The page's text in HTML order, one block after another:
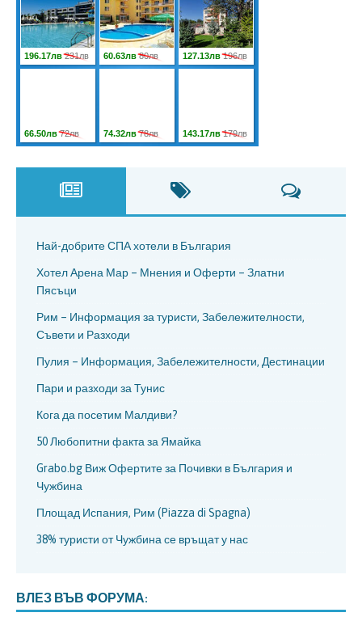
Най-добрите СПА хотели в България
Хотел Арена Мар – Мнения и Оферти – Златни
Пясъци
Рим – Информация за туристи, Забележителности,
Съвети и Разходи
Пулия – Информация, Забележителности, Дестинации
Пари и разходи за Тунис
Кога да посетим Малдиви?
50 Любопитни факта за Ямайка
Grabo.bg Виж Офертите за Почивки в България и
Чужбина
Площад Испания, Рим (Piazza di Spagna)
38% туристи от Чужбина се връщат у нас
ВЛЕЗ ВЪВ ФОРУМА: